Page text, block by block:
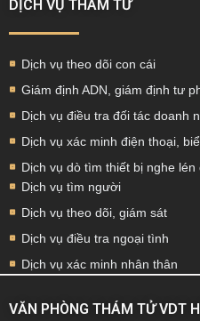
DỊCH VỤ THÁM TỬ
Dịch vụ theo dõi con cái
Giám định ADN, giám định tư
Dịch vụ điều tra đối tác doanh
Dịch vụ xác minh điện thoại,
Dịch vụ dò tìm thiết bị nghe lén
Dịch vụ tìm người
Dịch vụ theo dõi, giám sát
Dịch vụ điều tra ngoại tình
Dịch vụ xác minh nhân thân
VĂN PHÒNG THÁM TỬ VDT